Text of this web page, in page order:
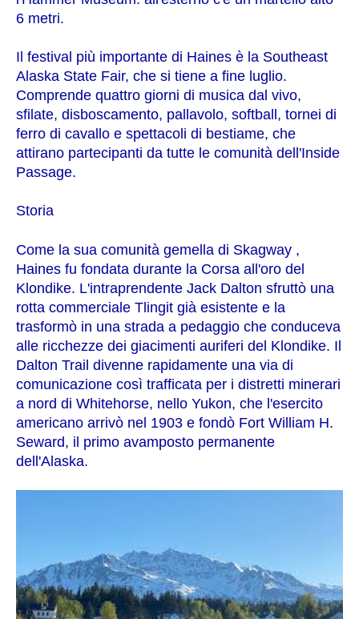
6 metri.
Il festival più importante di Haines è la Southeast
Alaska State Fair, che si tiene a fine luglio.
Comprende quattro giorni di musica dal vivo,
sfilate, disboscamento, pallavolo, softball, tornei di
ferro di cavallo e spettacoli di bestiame, che
attirano partecipanti da tutte le comunità dell'Inside
Passage.
Storia
Come la sua comunità gemella di Skagway ,
Haines fu fondata durante la Corsa all'oro del
Klondike. L'intraprendente Jack Dalton sfruttò una
rotta commerciale Tlingit già esistente e la
trasformò in una strada a pedaggio che conduceva
alle ricchezze dei giacimenti auriferi del Klondike. Il
Dalton Trail divenne rapidamente una via di
comunicazione così trafficata per i distretti minerari
a nord di Whitehorse, nello Yukon, che l'esercito
americano arrivò nel 1903 e fondò Fort William H.
Seward, il primo avamposto permanente
dell'Alaska.